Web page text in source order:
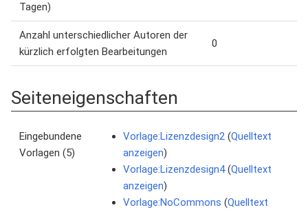
Tagen)
Anzahl unterschiedlicher Autoren der
kürzlich erfolgten Bearbeitungen
0
Seiteneigenschaften
Eingebundene
Vorlagen (5)
Vorlage:Lizenzdesign2 (Quelltext
anzeigen)
Vorlage:Lizenzdesign4(Quelltext
anzeigen)
Vorlage:NoCommons (Quelltext